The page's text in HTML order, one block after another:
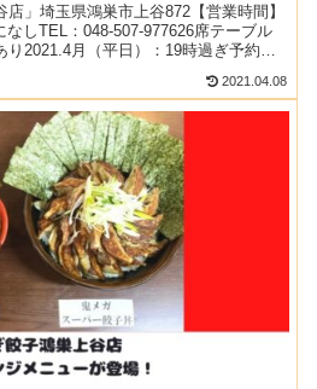
店」埼玉県鴻巣市上谷872【営業時間】
しTEL：048-507-977626席テーブル
2021.4月（平日）：19時過ぎ予約訪
2021.04.08